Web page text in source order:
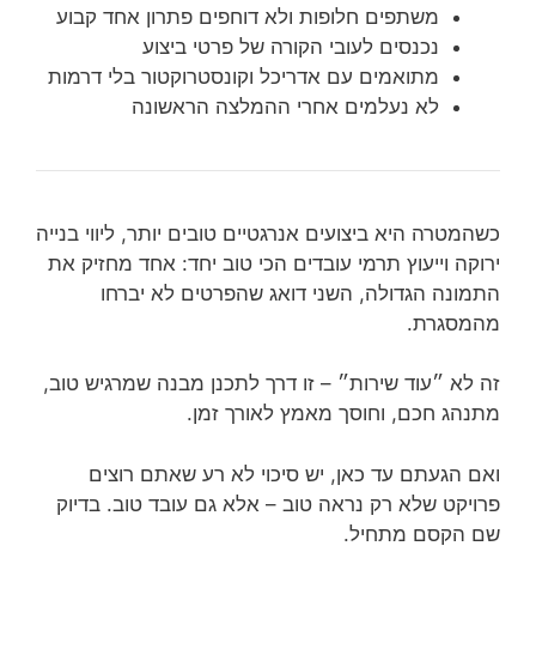
משתפים חלופות ולא דוחפים פתרון אחד קבוע
נכנסים לעובי הקורה של פרטי ביצוע
מתואמים עם אדריכל וקונסטרוקטור בלי דרמות
לא נעלמים אחרי ההמלצה הראשונה
כשהמטרה היא ביצועים אנרגטיים טובים יותר, ליווי בנייה
ירוקה וייעוץ תרמי עובדים הכי טוב יחד: אחד מחזיק את
התמונה הגדולה, השני דואג שהפרטים לא יברחו
מהמסגרת.
זה לא ״עוד שירות״ – זו דרך לתכנן מבנה שמרגיש טוב,
מתנהג חכם, וחוסך מאמץ לאורך זמן.
ואם הגעתם עד כאן, יש סיכוי לא רע שאתם רוצים
פרויקט שלא רק נראה טוב – אלא גם עובד טוב. בדיוק
שם הקסם מתחיל.